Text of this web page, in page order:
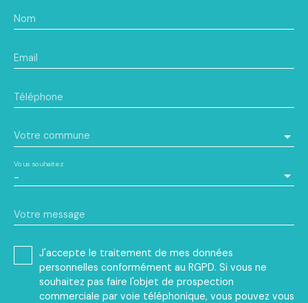
Nom
Email
Téléphone
Votre commune
-
Vous souhaitez
Votre message
J'accepte le traitement de mes données
personnelles conformément au RGPD. Si vous ne
souhaitez pas faire l'objet de prospection
commerciale par voie téléphonique, vous pouvez vous